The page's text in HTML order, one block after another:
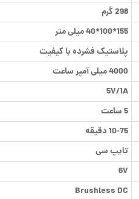
298 گرم
155*100*40 میلی متر
پلاستیک فشرده با کیفیت
4000 میلی آمپر ساعت
5V/1A
5 ساعت
10-75 دقیقه
تایپ سی
6V
Brushless DC